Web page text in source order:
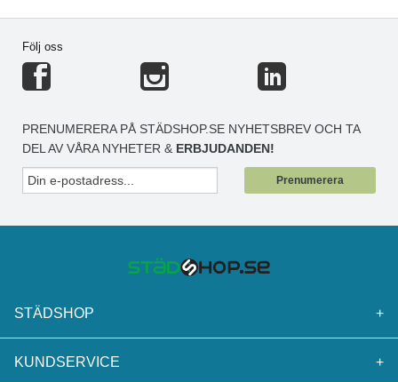
Följ oss
PRENUMERERA PÅ STÄDSHOP.SE NYHETSBREV OCH TA
DEL AV VÅRA NYHETER & ERBJUDANDEN!
Prenumerera
STÄDSHOP +
KUNDSERVICE +